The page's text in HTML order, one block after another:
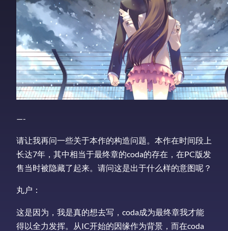
—-
请让我再问一些关于本作的构造问题。本作在时间段上
长达7年，其中相当于最终章的coda的存在，在PC版发
售当时被隐藏了起来。请问这是出于什么样的意图呢？
丸户：
这是因为，我是真的想去写，coda成为最终章我才能
得以全力发挥。从IC开始的因缘作为背景，而在coda